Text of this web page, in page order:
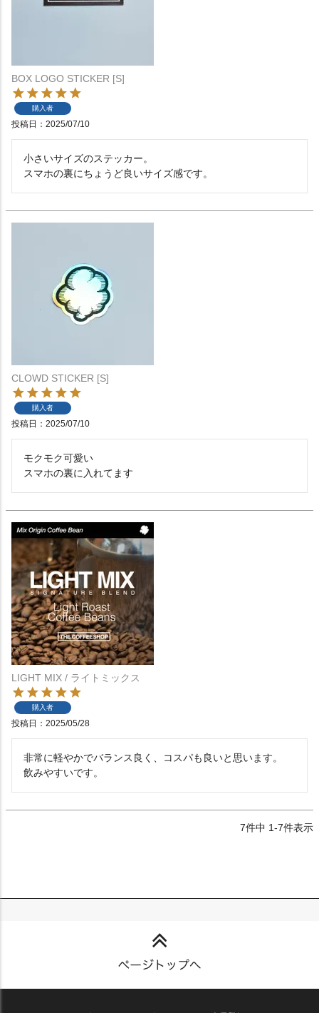
BOX LOGO STICKER [S]
購入者
投稿日 2025/07/10
小さいサイズのステッカー。
スマホの裏にちょうど良いサイズ感です。
CLOWD STICKER [S]
購入者
投稿日 2025/07/10
モクモク可愛い
スマホの裏に入れてます
LIGHT MIX / ライトミックス
購入者
投稿日 2025/05/28
非常に軽やかでバランス良く、コスパも良いと思います。
飲みやすいです。
7件中 1-7件表示